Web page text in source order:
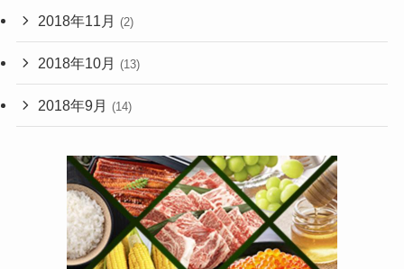
2018年11月 (2)
2018年10月 (13)
2018年9月 (14)